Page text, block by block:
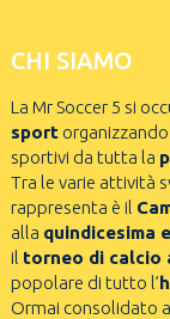
CHI SIAMO
La Mr Soccer 5 si
sportorganizzando
sportivi da tutta la
Tra le varie attività
rappresenta è il
alla quindicesima
il torneo di calcio
popolare di tutto l’
Ormai consolidato